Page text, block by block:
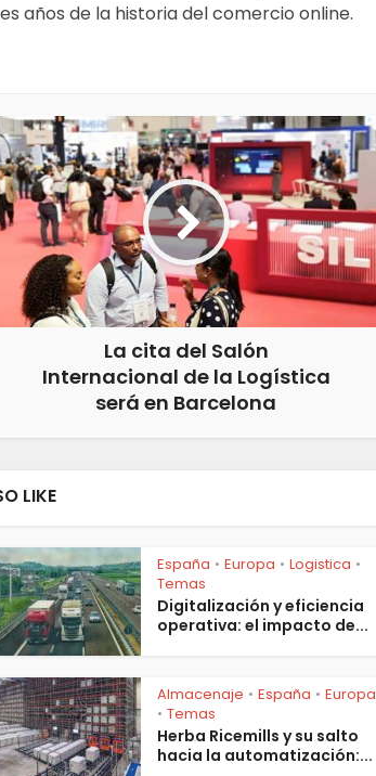
años de la historia del comercio online.
La cita del Salón
Internacional de la Logística
será en Barcelona
LIKE
España • Europa • Logistica •
Temas
Digitalización y eficiencia
operativa: el impacto de...
Almacenaje • España • Europa
• Temas
Herba Ricemills y su salto
hacia la automatización:...